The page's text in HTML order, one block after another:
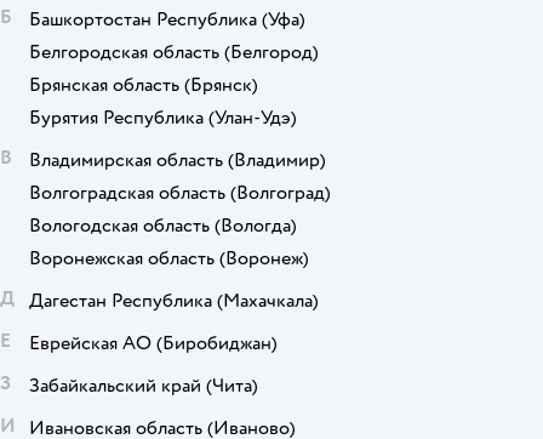
Б
Башкортостан Республика (Уфа)
Белгородская область (Белгород)
Брянская область (Брянск)
Бурятия Республика (Улан-Удэ)
В
Владимирская область (Владимир)
Волгоградская область (Волгоград)
Вологодская область (Вологда)
Воронежская область (Воронеж)
Д Дагестан Республика (Махачкала)
Е
Еврейская АО (Биробиджан)
З
Забайкальский край (Чита)
И
Ивановская область (Иваново)